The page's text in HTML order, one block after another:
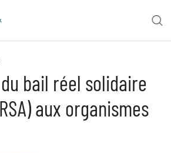
bail réel solidaire
aux organismes